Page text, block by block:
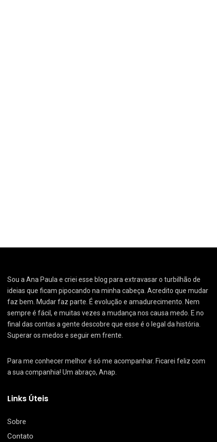
Sou a Ana Paula e criei esse blog para extravasar o turbilhão de
ideias que ficam pipocando na minha cabeça. Acredito que mudar
faz bem. Mudar faz parte. É evolução e amadurecimento. Nem
sempre é fácil, e muitas vezes a mudança nos causa medo. E no
final das contas a gente descobre que esse é o legal da história.
Superar os medos e seguir em frente.
Para me conhecer melhor é só me acompanhar. Ficarei feliz com
a sua companhia! Um abraço, Anap.
Links Úteis
Sobre
Contato